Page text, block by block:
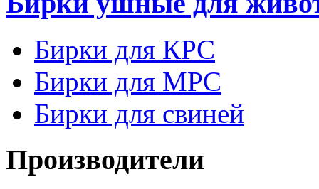
Бирки для КРС
Бирки для МРС
Бирки для свиней
Производители